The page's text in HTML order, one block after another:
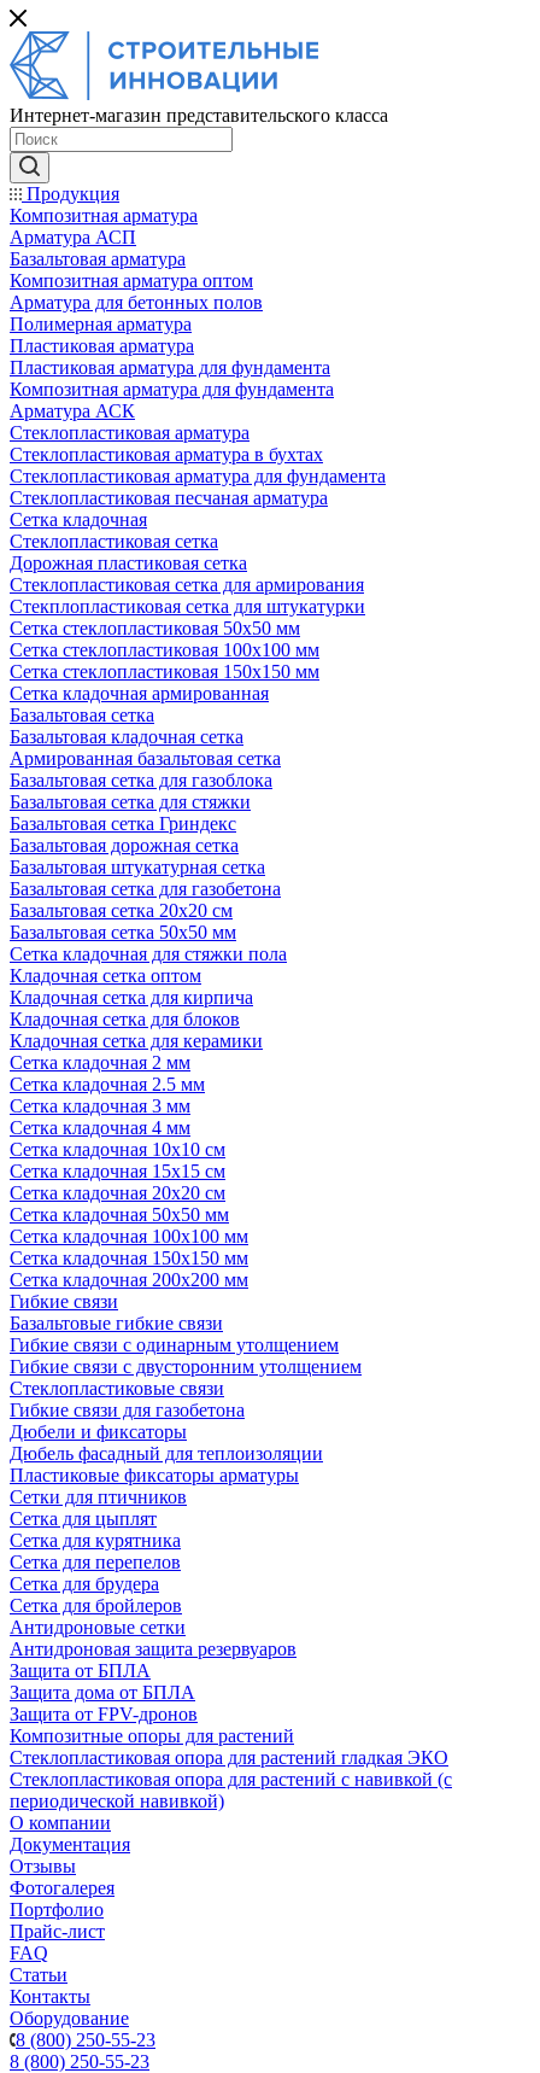
Интернет-магазин представительского класса
Продукция
Композитная арматура
Арматура АСП
Базальтовая арматура
Композитная арматура оптом
Арматура для бетонных полов
Полимерная арматура
Пластиковая арматура
Пластиковая арматура для фундамента
Композитная арматура для фундамента
Арматура АСК
Cтеклопластиковая арматура
Стеклопластиковая арматура в бухтах
Стеклопластиковая арматура для фундамента
Стеклопластиковая песчаная арматура
Сетка кладочная
Стеклопластиковая сетка
Дорожная пластиковая сетка
Стеклопластиковая сетка для армирования
Стекплопластиковая сетка для штукатурки
Сетка стеклопластиковая 50x50 мм
Сетка стеклопластиковая 100x100 мм
Сетка стеклопластиковая 150x150 мм
Сетка кладочная армированная
Базальтовая сетка
Базальтовая кладочная сетка
Армированная базальтовая сетка
Базальтовая сетка для газоблока
Базальтовая сетка для стяжки
Базальтовая сетка Гриндекс
Базальтовая дорожная сетка
Базальтовая штукатурная сетка
Базальтовая сетка для газобетона
Базальтовая сетка 20x20 см
Базальтовая сетка 50x50 мм
Сетка кладочная для стяжки пола
Кладочная сетка оптом
Кладочная сетка для кирпича
Кладочная сетка для блоков
Кладочная сетка для керамики
Сетка кладочная 2 мм
Сетка кладочная 2.5 мм
Сетка кладочная 3 мм
Сетка кладочная 4 мм
Сетка кладочная 10x10 см
Сетка кладочная 15x15 см
Сетка кладочная 20x20 см
Сетка кладочная 50x50 мм
Сетка кладочная 100x100 мм
Сетка кладочная 150x150 мм
Сетка кладочная 200x200 мм
Гибкие связи
Базальтовые гибкие связи
Гибкие связи с одинарным утолщением
Гибкие связи с двусторонним утолщением
Стеклопластиковые связи
Гибкие связи для газобетона
Дюбели и фиксаторы
Дюбель фасадный для теплоизоляции
Пластиковые фиксаторы арматуры
Сетки для птичников
Сетка для цыплят
Сетка для курятника
Сетка для перепелов
Сетка для брудера
Сетка для бройлеров
Антидроновые сетки
Антидроновая защита резервуаров
Защита от БПЛА
Защита дома от БПЛА
Защита от FPV-дронов
Композитные опоры для растений
Стеклопластиковая опора для растений гладкая ЭКО
Стеклопластиковая опора для растений с навивкой (с
периодической навивкой)
О компании
Документация
Отзывы
Фотогалерея
Портфолио
Прайс-лист
FAQ
Статьи
Контакты
Оборудование
8 (800) 250-55-23
8 (800) 250-55-23